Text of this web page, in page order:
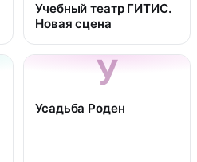
Учебный театр ГИТИС.
Новая сцена
У
Усадьба Роден